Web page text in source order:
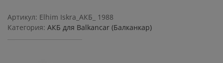
Артикул: Elhim Iskra_АКБ_ 1988
Категория: АКБ для Balkanсar (Балканкар)